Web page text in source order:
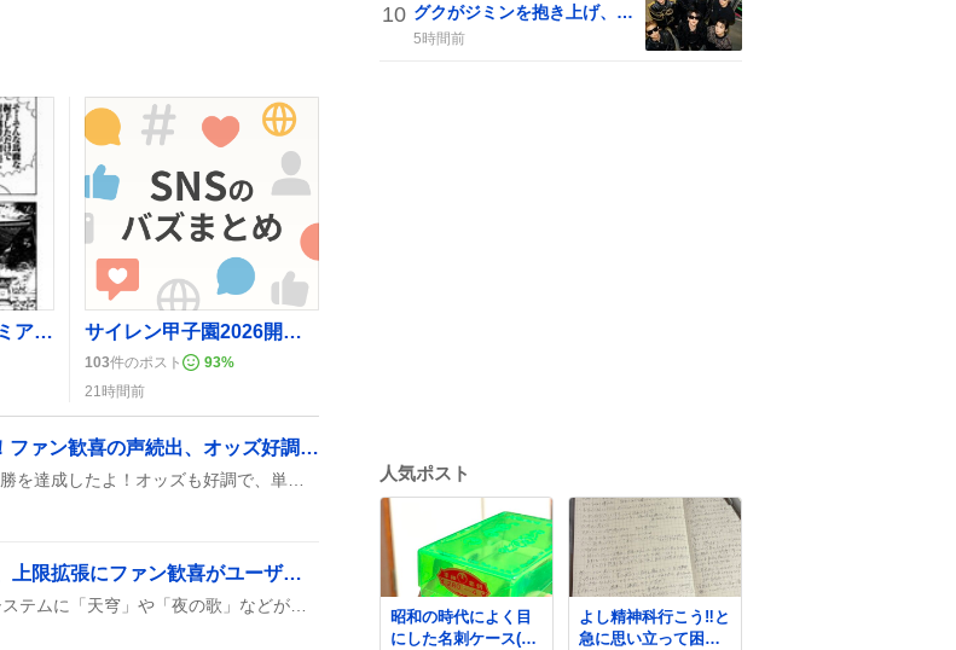
『スクライド』プレミア公開、男の必修科目と熱狂する声続出 サイレン甲子園2026開催、ENクララが解説者として登場でファン歓喜
103件のポスト 93%
21時間前
シンボリライト、船橋7Rで4連勝達成！ファン歓喜の声続出、オッズ好調で期待感高まる
シンボリライトが船橋7Rで見事に勝ち、4連勝を達成したよ！オッズも好調で、単勝110円、3連単980円と盛り上がりが止まらない様子。
聖遺物廻聖追加で天穹と夜の歌が登場、上限拡張にファン歓喜がユーザーを沸かす
原神の最新アップデートで、聖遺物の回転システムに「天穹」や「夜の歌」などが新規追加され、同時にバッグの所持上限が2000個から2700個へ拡大された。これにより、既に育成を終えたプレイヤーも新たな聖遺物を回転させられ、余剰分を保管しやすくなると好評だ。多くのユーザーが「上限アップ、廻聖追加ナイス!!!」と喜びの声を上げている。
10 グクがジミンを抱き上げ、フ
ァン歓喜の瞬間が話題に
5時間前
人気ポスト
昭和の時代によく目
にした名刺ケース(名
よし精神科行こう‼️と
急に思い立って困っ